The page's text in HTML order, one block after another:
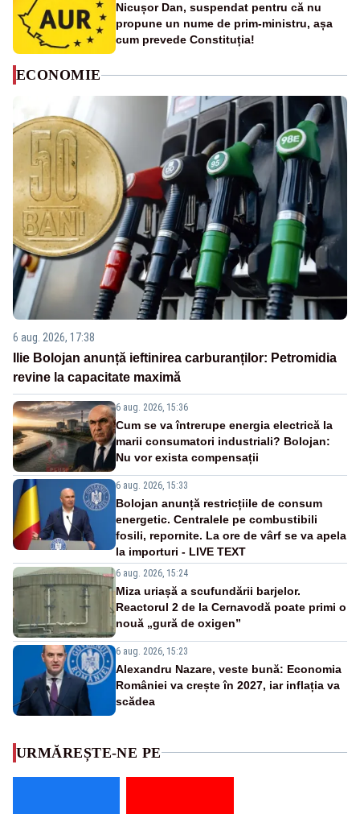
Nicușor Dan, suspendat pentru că nu
propune un nume de prim-ministru, așa
cum prevede Constituția!
ECONOMIE
6 aug. 2026, 17:38
Ilie Bolojan anunță ieftinirea carburanților: Petromidia
revine la capacitate maximă
6 aug. 2026, 15:36
Cum se va întrerupe energia electrică la
marii consumatori industriali? Bolojan:
Nu vor exista compensații
6 aug. 2026, 15:33
Bolojan anunță restricțiile de consum
energetic. Centralele pe combustibili
fosili, repornite. La ore de vârf se va apela
la importuri - LIVE TEXT
6 aug. 2026, 15:24
Miza uriașă a scufundării barjelor.
Reactorul 2 de la Cernavodă poate primi o
nouă „gură de oxigen”
6 aug. 2026, 15:23
Alexandru Nazare, veste bună: Economia
României va crește în 2027, iar inflația va
scădea
URMĂREȘTE-NE PE